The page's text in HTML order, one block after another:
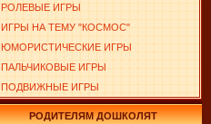
РОЛЕВЫЕ ИГРЫ
ИГРЫ НА ТЕМУ "КОСМОС"
ЮМОРИСТИЧЕСКИЕ ИГРЫ
ПАЛЬЧИКОВЫЕ ИГРЫ
ПОДВИЖНЫЕ ИГРЫ
РОДИТЕЛЯМ ДОШКОЛЯТ